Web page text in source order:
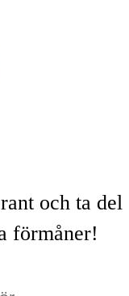
och ta del
förmåner!